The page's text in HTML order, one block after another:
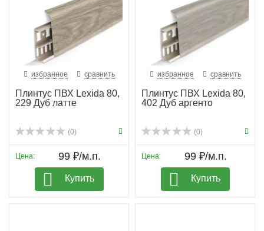
избранное сравнить
Плинтус ПВХ Lexida 80,
229 Дуб латте
(0)
Цена: 99 ₽/м.п.
Купить
избранное сравнить
Плинтус ПВХ Lexida 80,
402 Дуб аргенто
(0)
Цена: 99 ₽/м.п.
Купить